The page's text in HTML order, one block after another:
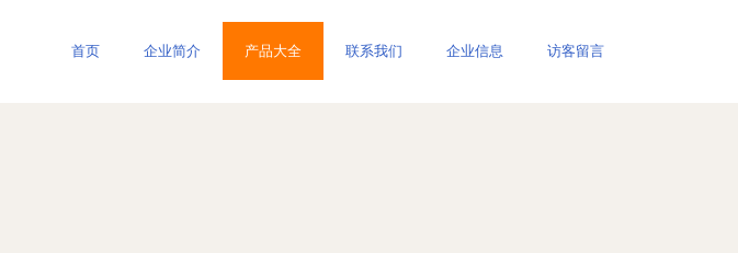
首页 企业简介 产品大全 联系我们 企业信息 访客留言